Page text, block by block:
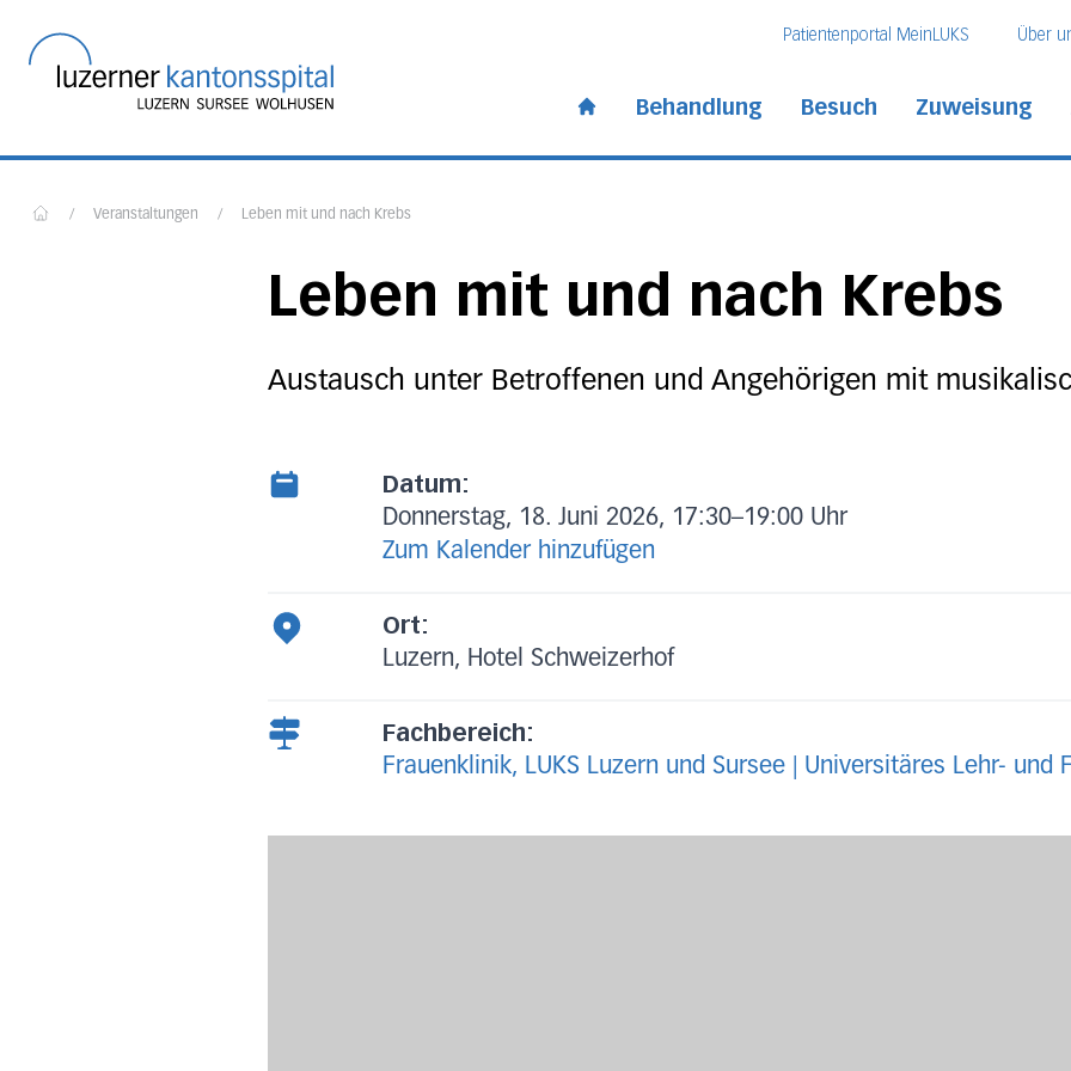
Patientenportal MeinLUKS Über
Behandlung Besuch Zuweisung
/ Veranstaltungen / Leben mit und nach Krebs
Leben mit und nach Krebs
Austausch unter Betroffenen und Angehörigen mit
Datum:
Donnerstag, 18. Juni 2026, 17:30–19:00 Uhr
Zum Kalender hinzufügen
Ort:
Luzern, Hotel Schweizerhof
Fachbereich:
Frauenklinik, LUKS Luzern und Sursee | Universitäres Lehr- und